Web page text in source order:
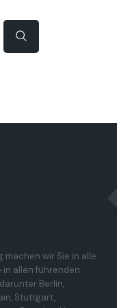
wir Sie in alle
allen führenden
Berlin,
Stuttgart,